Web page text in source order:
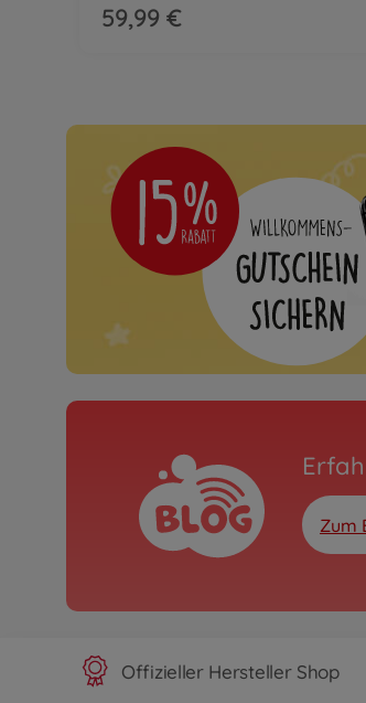
59,99 €
Zum
Offizieller Hersteller Shop